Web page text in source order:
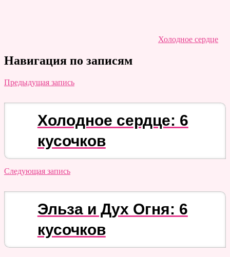
Холодное сердце
Навигация по записям
Предыдущая запись
Холодное сердце: 6
кусочков
Следующая запись
Эльза и Дух Огня: 6
кусочков